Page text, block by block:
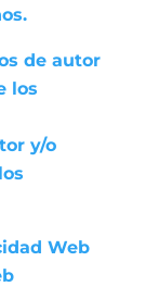
de autor
los
y/o
Web